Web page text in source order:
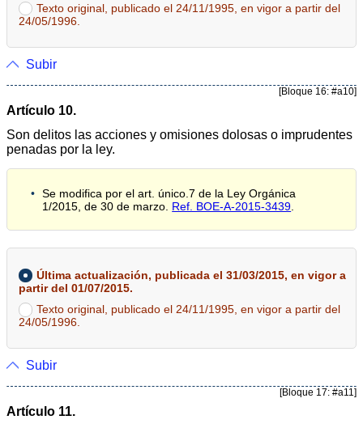
Texto original, publicado el 24/11/1995, en vigor a partir del
24/05/1996.
Subir
[Bloque 16: #a10]
Artículo 10.
Son delitos las acciones y omisiones dolosas o imprudentes
penadas por la ley.
Se modifica por el art. único.7 de la Ley Orgánica
1/2015, de 30 de marzo. Ref. BOE-A-2015-3439
Última actualización, publicada el 31/03/2015, en vigor a
partir del 01/07/2015.
Texto original, publicado el 24/11/1995, en vigor a partir del
24/05/1996.
Subir
[Bloque 17: #a11]
Artículo 11.